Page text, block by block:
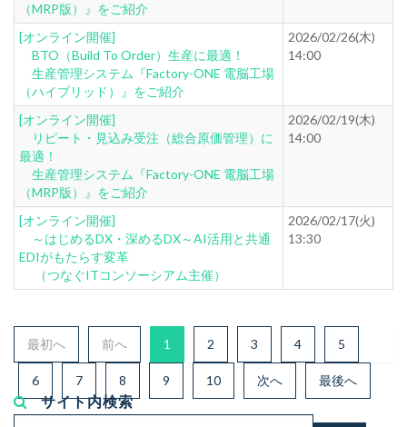
（MRP版）』をご紹介
[オンライン開催]
BTO（Build To Order）生産に最適！
生産管理システム『Factory-ONE 電脳工場
（ハイブリッド）』をご紹介
2026/02/26(木)
14:00
[オンライン開催]
リピート・見込み受注（総合原価管理）に
最適！
生産管理システム『Factory-ONE 電脳工場
（MRP版）』をご紹介
2026/02/19(木)
14:00
[オンライン開催]
～はじめるDX・深めるDX～AI活用と共通
EDIがもたらす変革
（つなぐITコンソーシアム主催）
2026/02/17(火)
13:30
最初へ 前へ 1 2 3 4 5
6 7 8 9 10 次へ 最後へ
サイト内検索